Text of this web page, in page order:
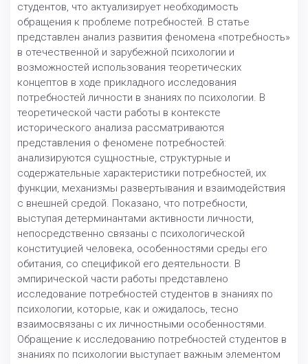
студентов, что актуализирует необходимость
обращения к проблеме потребностей. В статье
представлен анализ развития феномена «потребность»
в отечественной и зарубежной психологии и
возможностей использования теоретических
концептов в ходе прикладного исследования
потребностей личности в знаниях по психологии. В
теоретической части работы в контексте
исторического анализа рассматриваются
представления о феномене потребностей:
анализируются сущностные, структурные и
содержательные характеристики потребностей, их
функции, механизмы развертывания и взаимодействия
с внешней средой. Показано, что потребности,
выступая детерминантами активности личности,
непосредственно связаны с психологической
конституцией человека, особенностями среды его
обитания, со спецификой его деятельности. В
эмпирической части работы представлено
исследование потребностей студентов в знаниях по
психологии, которые, как и ожидалось, тесно
взаимосвязаны с их личностными особенностями.
Обращение к исследованию потребностей студентов в
знаниях по психологии выступает важным элементом